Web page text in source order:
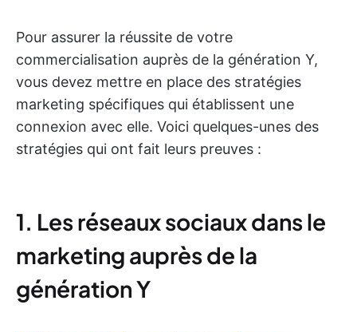
Pour assurer la réussite de votre
commercialisation auprès de la génération Y,
vous devez mettre en place des stratégies
marketing spécifiques qui établissent une
connexion avec elle. Voici quelques-unes des
stratégies qui ont fait leurs preuves :
1. Les réseaux sociaux dans le
marketing auprès de la
génération Y